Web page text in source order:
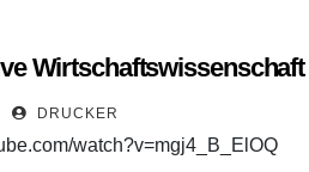
Wirtschaftswissenschaft
DRUCKER
watch?v=mgj4_B_ElOQ